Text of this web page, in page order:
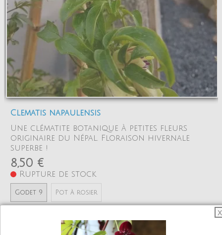
Clematis napaulensis
Une clématite botanique à petites fleurs
originaire du Népal. Floraison hivernale
superbe !
8,50 €
Rupture de stock
Godet 9 Pot à rosier
Ajouter
X